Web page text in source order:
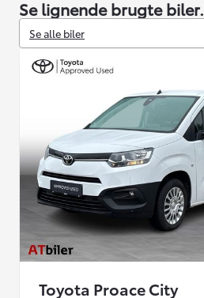
Se lignende brugte biler.
Se alle biler
Toyota Proace City